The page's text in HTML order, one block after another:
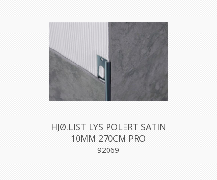
HJØ.LIST LYS POLERT SATIN
10MM 270CM PRO
92069